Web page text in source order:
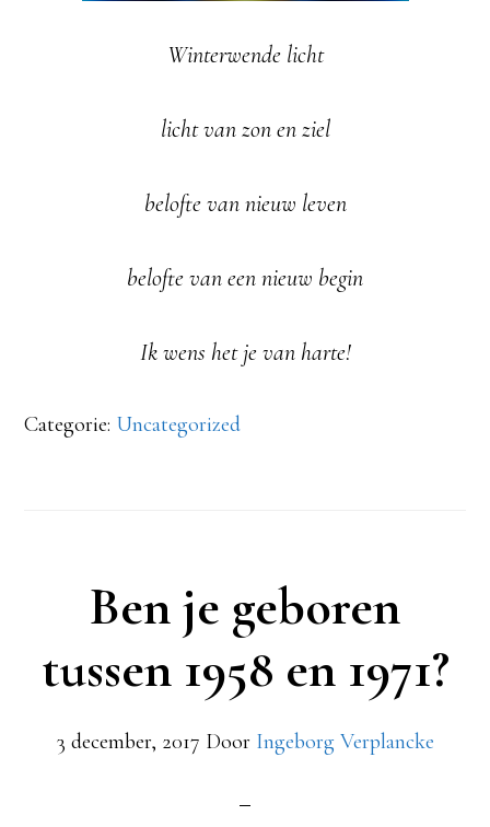
Winterwende licht
licht van zon en ziel
belofte van nieuw leven
belofte van een nieuw begin
Ik wens het je van harte!
Categorie: Uncategorized
Ben je geboren
tussen 1958 en 1971?
3 december, 2017 Door Ingeborg Verplancke